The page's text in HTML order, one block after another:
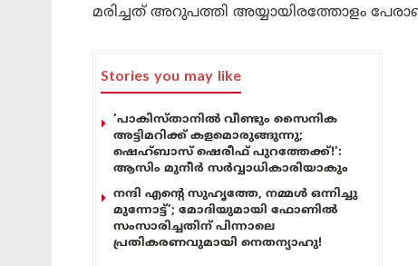
മരിച്ചത് അറുപത്തി അയ്യായിരത്തോളം
Stories you may like
‘പാകിസ്താനിൽ വീണ്ടും സൈനിക
അട്ടിമറിക്ക് കളമൊരുങ്ങുന്നു;
ഷെഹ്ബാസ് ഷെരീഫ് പുറത്തേക്ക്!’:
ആസിം മുനീർ സർവ്വാധികാരിയാകും
നന്ദി എൻ്റെ സുഹൃത്തേ, നമ്മൾ ഒന്നിച്ചു
മുന്നോട്ട്’; മോദിയുമായി ഫോണിൽ
സംസാരിച്ചതിന് പിന്നാലെ
പ്രതികരണവുമായി നെതന്യാഹു!